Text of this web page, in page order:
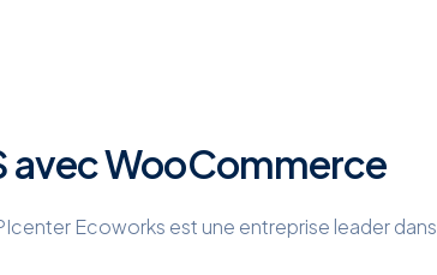
avec WooCommerce
Ecoworks est une entreprise leader dans